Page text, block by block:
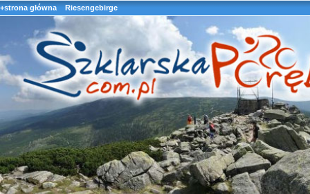
+strona główna Riesengebirge